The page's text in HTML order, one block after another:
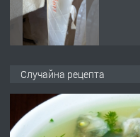
Случайна рецепта